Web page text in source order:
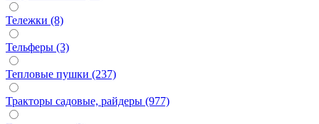
Тележки (8)
Тельферы (3)
Тепловые пушки (237)
Тракторы садовые, райдеры (977)